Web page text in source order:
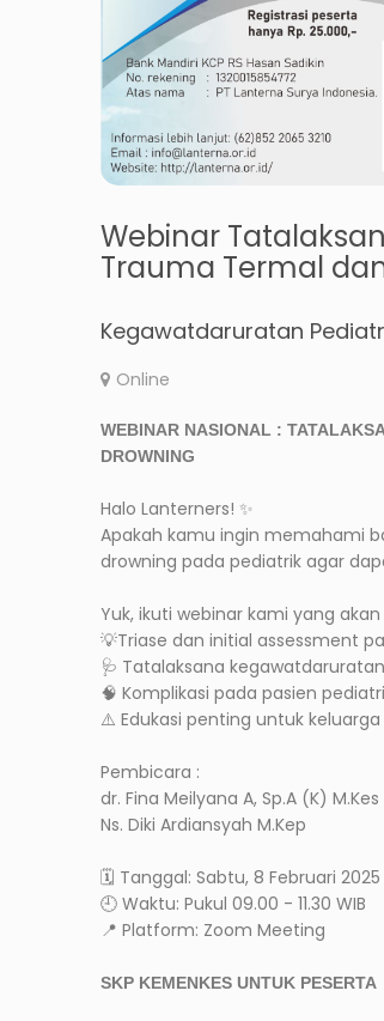
Webinar
Trauma Termal
Kegawatdaruratan
Online
WEBINAR NASIONAL :
DROWNING
Halo Lanterners! ✨
Apakah kamu ingin memahami
drowning pada pediatrik agar
Yuk, ikuti webinar kami yang
💡Triase dan initial assessment
🩺 Tatalaksana
🧠 Komplikasi pada pasien
⚠️ Edukasi penting untuk
Pembicara :
dr. Fina Meilyana A, Sp.A (K) M.Kes
Ns. Diki Ardiansyah M.Kep
🗓️ Tanggal: Sabtu, 8 Februari 2025
🕘 Waktu: Pukul 09.00 - 11.30 WIB
📍 Platform: Zoom Meeting
SKP KEMENKES UNTUK PESERTA